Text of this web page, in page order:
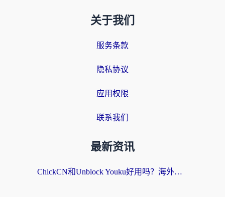
关于我们
服务条款
隐私协议
应用权限
联系我们
最新资讯
ChickCN和Unblock Youku好用吗？海外党亲测3款回国加速器，附iOS免费选择指南